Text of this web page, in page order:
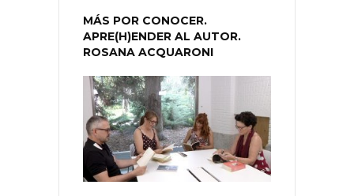
MÁS POR CONOCER.
APRE(H)ENDER AL AUTOR.
ROSANA ACQUARONI